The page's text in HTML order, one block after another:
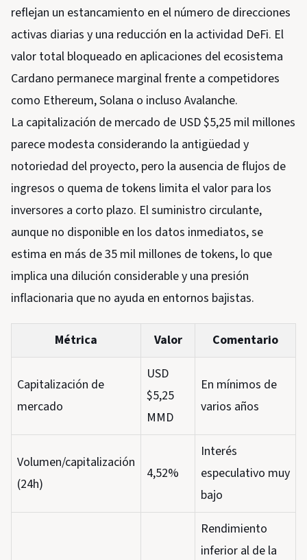
reflejan un estancamiento en el número de direcciones
activas diarias y una reducción en la actividad DeFi. El
valor total bloqueado en aplicaciones del ecosistema
Cardano permanece marginal frente a competidores
como Ethereum, Solana o incluso Avalanche.
La capitalización de mercado de USD $5,25 mil millones
parece modesta considerando la antigüedad y
notoriedad del proyecto, pero la ausencia de flujos de
ingresos o quema de tokens limita el valor para los
inversores a corto plazo. El suministro circulante,
aunque no disponible en los datos inmediatos, se
estima en más de 35 mil millones de tokens, lo que
implica una dilución considerable y una presión
inflacionaria que no ayuda en entornos bajistas.
Métrica Valor Comentario
Capitalización de
mercado
USD
$5,25
MMD
En mínimos de
varios años
Volumen/capitalización
(24h)
4,52%
Interés
especulativo muy
bajo
Rendimiento
inferior al de la